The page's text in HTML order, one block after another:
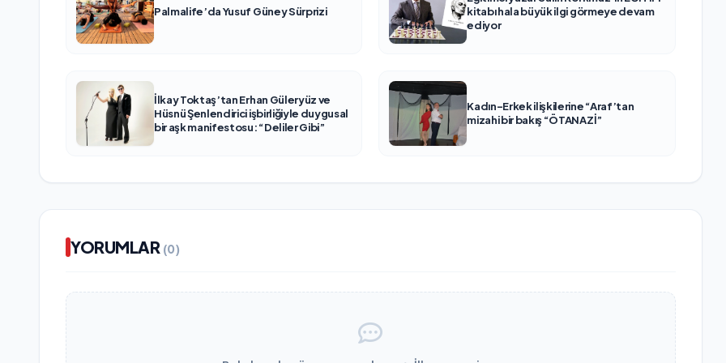
Palmalife’da Yusuf Güney Sürprizi
kitabı hala büyük ilgi görmeye devam
ediyor
İlkay Toktaş’tan Erhan Güleryüz ve
Hüsnü Şenlendirici işbirliğiyle duygusal
bir aşk manifestosu: “Deliler Gibi”
Kadın-Erkek ilişkilerine “Araf’tan
mizahi bir bakış “ÖTANAZİ”
YORUMLAR (0)